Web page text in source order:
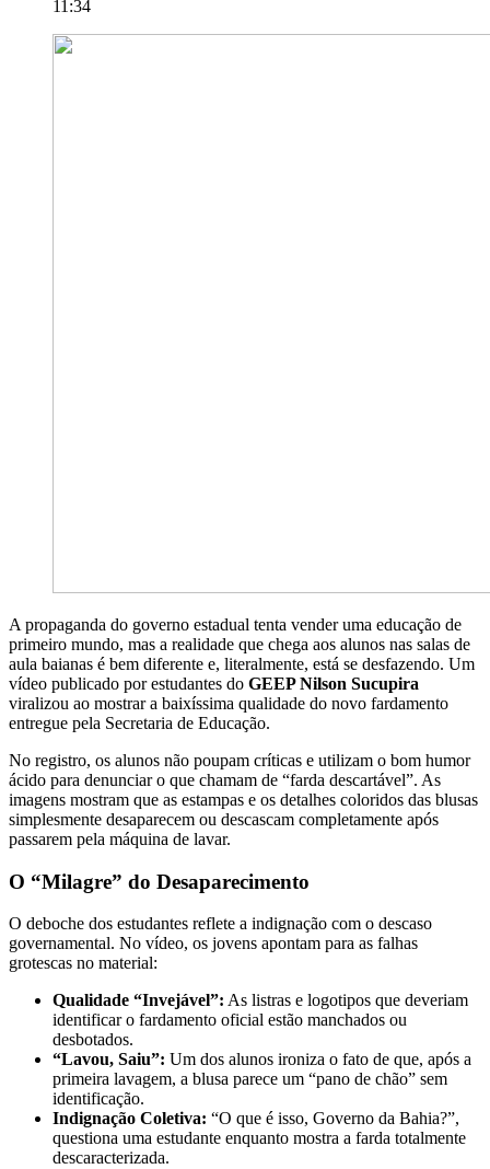
11:34
A propaganda do governo estadual tenta vender uma educação de
primeiro mundo, mas a realidade que chega aos alunos nas salas de
aula baianas é bem diferente e, literalmente, está se desfazendo. Um
vídeo publicado por estudantes do GEEP Nilson Sucupira
viralizou ao mostrar a baixíssima qualidade do novo fardamento
entregue pela Secretaria de Educação.
No registro, os alunos não poupam críticas e utilizam o bom humor
ácido para denunciar o que chamam de “farda descartável”. As
imagens mostram que as estampas e os detalhes coloridos das blusas
simplesmente desaparecem ou descascam completamente após
passarem pela máquina de lavar.
O “Milagre” do Desaparecimento
O deboche dos estudantes reflete a indignação com o descaso
governamental. No vídeo, os jovens apontam para as falhas
grotescas no material:
Qualidade “Invejável”: As listras e logotipos que deveriam
identificar o fardamento oficial estão manchados ou
desbotados.
“Lavou, Saiu”: Um dos alunos ironiza o fato de que, após a
primeira lavagem, a blusa parece um “pano de chão” sem
identificação.
Indignação Coletiva: “O que é isso, Governo da Bahia?”,
questiona uma estudante enquanto mostra a farda totalmente
descaracterizada.